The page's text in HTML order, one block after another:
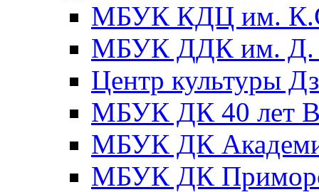
МБУК КДЦ им.
МБУК ДДК им. Д.
Центр культуры
МБУК ДК 40 лет
МБУК ДК
МБУК ДК